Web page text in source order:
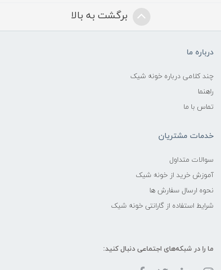
برگشت به بالا
درباره ما
چند کلامی درباره خونه شیک
راهنما
تماس با ما
خدمات مشتریان
سوالات متداول
آموزش خرید از خونه شیک
نحوه ارسال سفارش ها
شرایط استفاده از گارانتی خونه شیک
ما را در شبکه‌های اجتماعی دنبال کنید: